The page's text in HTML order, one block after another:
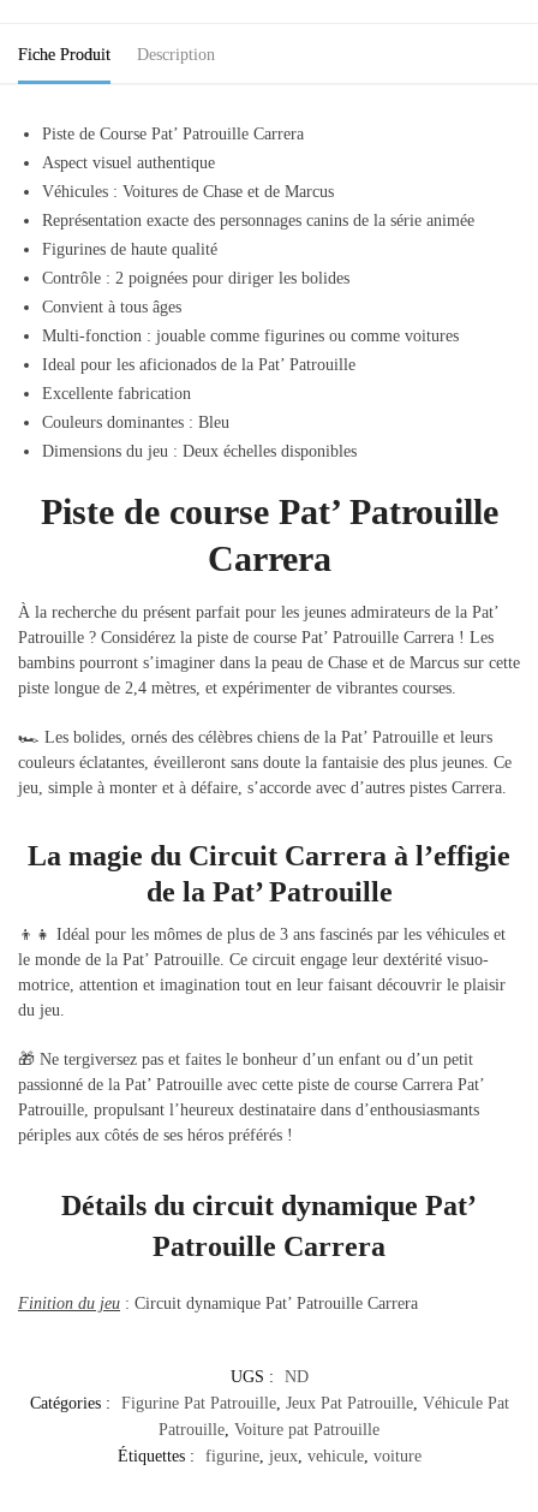
Fiche Produit Description
Piste de Course Pat’ Patrouille Carrera
Aspect visuel authentique
Véhicules : Voitures de Chase et de Marcus
Représentation exacte des personnages canins de la série animée
Figurines de haute qualité
Contrôle : 2 poignées pour diriger les bolides
Convient à tous âges
Multi-fonction : jouable comme figurines ou comme voitures
Ideal pour les aficionados de la Pat’ Patrouille
Excellente fabrication
Couleurs dominantes : Bleu
Dimensions du jeu : Deux échelles disponibles
Piste de course Pat’ Patrouille
Carrera
À la recherche du présent parfait pour les jeunes admirateurs de la Pat’
Patrouille ? Considérez la piste de course Pat’ Patrouille Carrera ! Les
bambins pourront s’imaginer dans la peau de Chase et de Marcus sur cette
piste longue de 2,4 mètres, et expérimenter de vibrantes courses.
🏎️ Les bolides, ornés des célèbres chiens de la Pat’ Patrouille et leurs
couleurs éclatantes, éveilleront sans doute la fantaisie des plus jeunes. Ce
jeu, simple à monter et à défaire, s’accorde avec d’autres pistes Carrera.
La magie du Circuit Carrera à l’effigie
de la Pat’ Patrouille
👦👧 Idéal pour les mômes de plus de 3 ans fascinés par les véhicules et
le monde de la Pat’ Patrouille. Ce circuit engage leur dextérité visuo-
motrice, attention et imagination tout en leur faisant découvrir le plaisir
du jeu.
🎁 Ne tergiversez pas et faites le bonheur d’un enfant ou d’un petit
passionné de la Pat’ Patrouille avec cette piste de course Carrera Pat’
Patrouille, propulsant l’heureux destinataire dans d’enthousiasmants
périples aux côtés de ses héros préférés !
Détails du circuit dynamique Pat’
Patrouille Carrera
Finition du jeu : Circuit dynamique Pat’ Patrouille Carrera
UGS :
ND
Catégories :
Figurine Pat Patrouille, Jeux Pat Patrouille, Véhicule Pat
Patrouille Voiture pat Patrouille
Étiquettes :
figurine, jeux, vehicule, voiture